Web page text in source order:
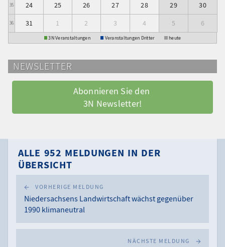
35 24 25 26 27 28 29 30
36 31 1 2 3 4 5 6
3N Veranstaltungen Veranstaltungen Dritter heute
NEWSLETTER
Abonnieren Sie den
3N Newsletter!
ALLE 952 MELDUNGEN IN DER
ÜBERSICHT
VORHERIGE MELDUNG
Niedersachsens Landwirtschaft wächst gegenüber
1990 klimaneutral
NÄCHSTE MELDUNG